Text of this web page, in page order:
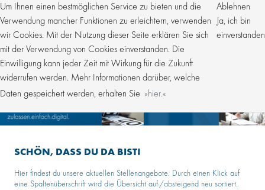
Um Ihnen einen bestmöglichen Service zu bieten und die
Verwendung mancher Funktionen zu erleichtern, verwenden
wir Cookies. Mit der Nutzung dieser Seite erklären Sie sich
mit der Verwendung von Cookies einverstanden. Die
Einwilligung kann jeder Zeit mit Wirkung für die Zukunft
widerrufen werden. Mehr Informationen darüber, welche
Daten gespeichert werden, erhalten Sie
hier.
Ablehnen
Ja, ich bin
einverstanden
SCHÖN, DASS DU DA BIST!
Hier findest du unsere aktuellen Stellenangebote. Durch einen Klick auf
eine Spaltenüberschrift wird die Übersicht auf-/absteigend neu sortiert.